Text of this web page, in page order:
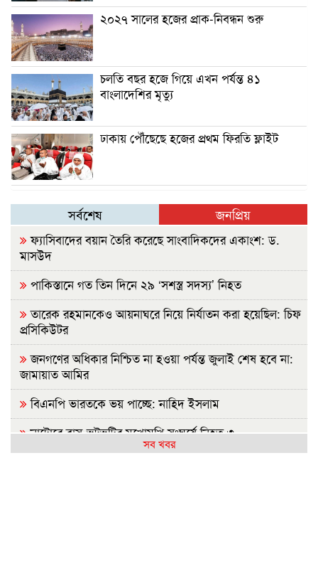
২০২৭ সালের হজের প্রাক-নিবন্ধন শুরু
চলতি বছর হজে গিয়ে এখন পর্যন্ত ৪১
বাংলাদেশির মৃত্যু
ঢাকায় পৌঁছেছে হজের প্রথম ফিরতি ফ্লাইট
সর্বশেষ জনপ্রিয়
ফ্যাসিবাদের বয়ান তৈরি করেছে সাংবাদিকদের একাংশ: ড.
মাসউদ
পাকিস্তানে গত তিন দিনে ২৯ ‘সশস্ত্র সদস্য’ নিহত
তারেক রহমানকেও আয়নাঘরে নিয়ে নির্যাতন করা হয়েছিল: চিফ
প্রসিকিউটর
জনগণের অধিকার নিশ্চিত না হওয়া পর্যন্ত জুলাই শেষ হবে না:
জামায়াত আমির
বিএনপি ভারতকে ভয় পাচ্ছে: নাহিদ ইসলাম
নাটোরে বাস-ভুটভুটির মুখোমুখি সংঘর্ষে নিহত ৩
সব খবর